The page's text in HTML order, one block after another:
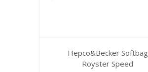
Hepco&Becker Softbag
Royster Speed